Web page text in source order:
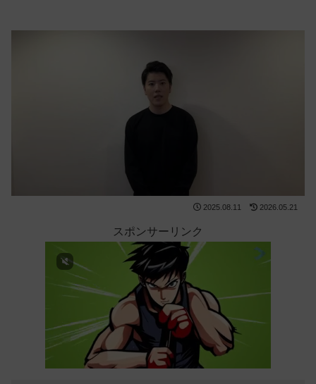
2025.08.11 2026.05.21
スポンサーリンク